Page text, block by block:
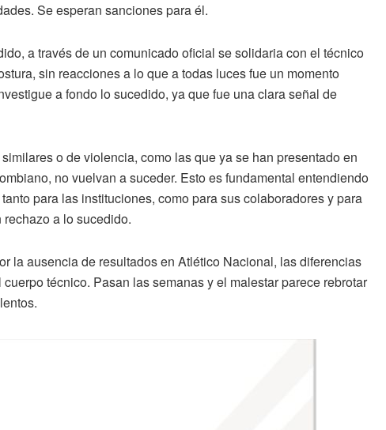
Se esperan sanciones para él.
a través de un comunicado oficial se solidaria con el técnico
sin reacciones a lo que a todas luces fue un momento
a fondo lo sucedido, ya que fue una clara señal de
o de violencia, como las que ya se han presentado en
no vuelvan a suceder. Esto es fundamental entendiendo
para las instituciones, como para sus colaboradores y para
a lo sucedido.
la ausencia de resultados en Atlético Nacional, las diferencias
técnico. Pasan las semanas y el malestar parece rebrotar